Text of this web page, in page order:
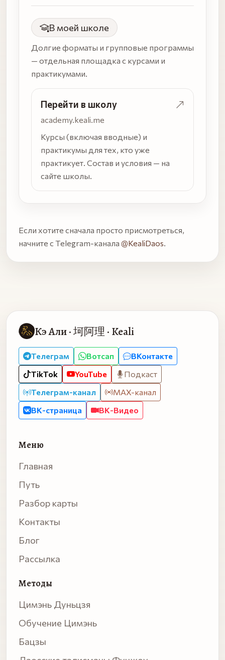
В моей школе
Долгие форматы и групповые программы
— отдельная площадка с курсами и
практикумами.
Перейти в школу
academy.keali.me
Курсы (включая вводные) и
практикумы для тех, кто уже
практикует. Состав и условия — на
сайте школы.
Если хотите сначала просто присмотреться,
начните с Telegram-канала @KealiDaos.
Кэ Али · 坷阿理 · Keali
Телеграм Вотсап
ВКонтакте
TikTok
YouTube
Подкаст
Телеграм-канал
MAX-канал
ВК-страница
ВК-Видео
Меню
Главная
Путь
Разбор карты
Контакты
Блог
Рассылка
Методы
Цимэнь Дуньцзя
Обучение Цимэнь
Бацзы